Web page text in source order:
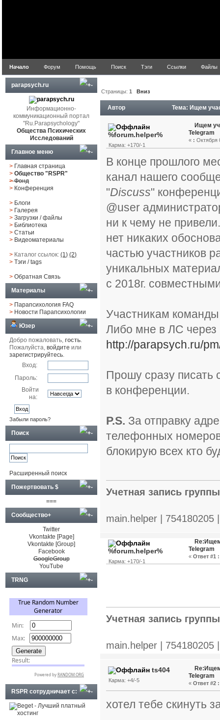
Начало Форум Помощь Поиск Тэги Ссылки Файлы
parapsych.ru
Информационно-
коммуникационный портал
"Ru.Parapsychology"
Общества Психических
Исследований
Главное меню
> Главная страница
> Общество "RSPR"
> Фонд
> Конференция
> Блоги
> Галерея
> Загрузки/файлы
> Библиотека
> Статьи
> Видеоматериалы
> Каталог ссылок:(1) (2)
> Тэги/ tags
> Обратная Cвязь
Материалы
> Парапсихология FAQ
> Новости Парапсихологии
Юзер
Добро пожаловать,гость.
Пожалуйста,войдите или
зарегистрируйтесь.
Вход:
Пароль:
Войти
на:
Забыли пароль?
Поиск
Расширенный поиск
Пожертвовать $
===
Сообщество+
Twitter
Vkontakte [Page]
Vkontakte [Group]
Facebook
GoogleGroup
YouTube
TRNG
RSPR сотрудничает с:
Страницы:1 Вниз
Автор Тема: Ищем
%forum.helper%
Карма: +170/-1
Ищем
Telegram
« : Октября
В конце прошлого
канал нашего
"Discuss"
@user
ни к чему не
нет никаких
частью участников
уникальных
с 2018г.
Участникам
Либо мне в ЛС через
http://parapsych.ru/
Прошу сразу писать
в конференции.
P.S. За отправку
телефонных
блокирую всех кто
Учетная запись
main.helper |
%forum.helper%
Карма: +170/-1
Telegram
« Ответ #1 :
Учетная запись
main.helper |
ts404
Карма: +4/-5
Telegram
« Ответ #2 :
хотел тебе скинуть